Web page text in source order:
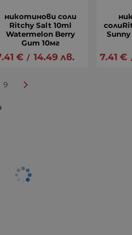
никотинови соли
Ritchy Salt 10ml
Watermelon Berry
Gum 10мг
€ / 14.49 лв. 7.41 €
9